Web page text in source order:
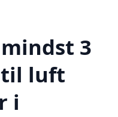
3
luft
i